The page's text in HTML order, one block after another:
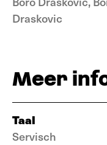
Draskovic
Meer
Taal
Servisch